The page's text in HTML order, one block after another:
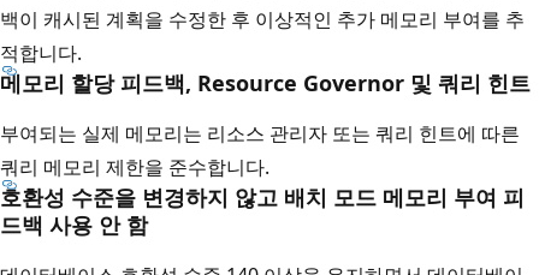
백이 캐시된 계획을 수정한 후 이상적인 추가 메모리 부여를 추
적합니다.
메모리 할당 피드백, Resource Governor 및 쿼리 힌트
부여되는 실제 메모리는 리소스 관리자 또는 쿼리 힌트에 따른
쿼리 메모리 제한을 준수합니다.
호환성 수준을 변경하지 않고 배치 모드 메모리 부여 피
드백 사용 안 함